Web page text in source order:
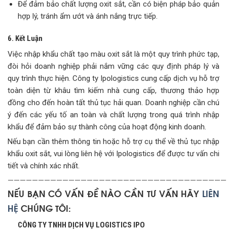
Để đảm bảo chất lượng oxit sắt, cần có biện pháp bảo quản
hợp lý, tránh ẩm ướt và ánh nắng trực tiếp.
6. Kết Luận
Việc nhập khẩu chất tạo màu oxit sắt là một quy trình phức tạp,
đòi hỏi doanh nghiệp phải nắm vững các quy định pháp lý và
quy trình thực hiện. Công ty Ipologistics cung cấp dịch vụ hỗ trợ
toàn diện từ khâu tìm kiếm nhà cung cấp, thương thảo hợp
đồng cho đến hoàn tất thủ tục hải quan. Doanh nghiệp cần chú
ý đến các yếu tố an toàn và chất lượng trong quá trình nhập
khẩu để đảm bảo sự thành công của hoạt động kinh doanh.
Nếu bạn cần thêm thông tin hoặc hỗ trợ cụ thể về thủ tục nhập
khẩu oxit sắt, vui lòng liên hệ với Ipologistics để được tư vấn chi
tiết và chính xác nhất.
NẾU BẠN CÓ VẤN ĐỀ NÀO CẦN TƯ VẤN HÃY LIÊN
HỆ CHÚNG TÔI:
CÔNG TY TNHH DỊCH VỤ LOGISTICS IPO